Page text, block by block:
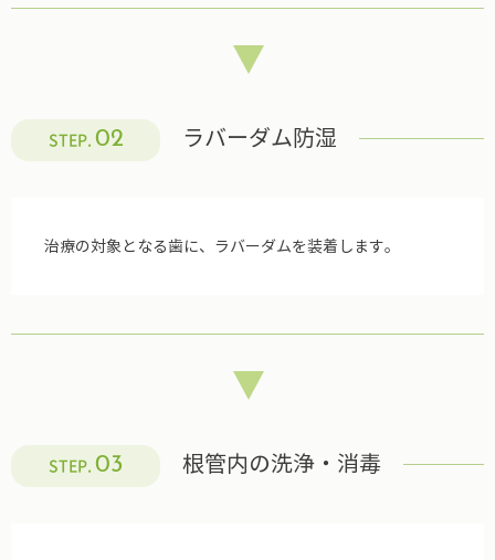
STEP. 02 ラバーダム防湿
治療の対象となる歯に、ラバーダムを装着します。
STEP. 03 根管内の洗浄・消毒